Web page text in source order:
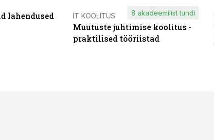
lahendused
IT KOOLITUS
Muutuste juhtimise koolitus -
praktilised tööriistad
8 akadeemilist tundi